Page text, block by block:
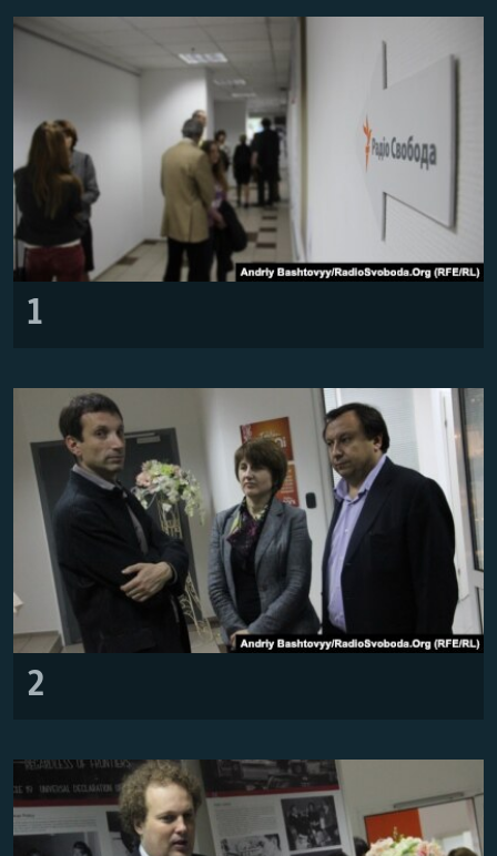
ПОДКАСТИ
РУС
УКР
КТАТ
ДОЛУЧАЙСЯ!
Усі сайти RFE/RL
1
2